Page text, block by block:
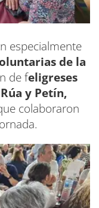
especialmente
de la
de feligreses
y Petín,
colaboraron